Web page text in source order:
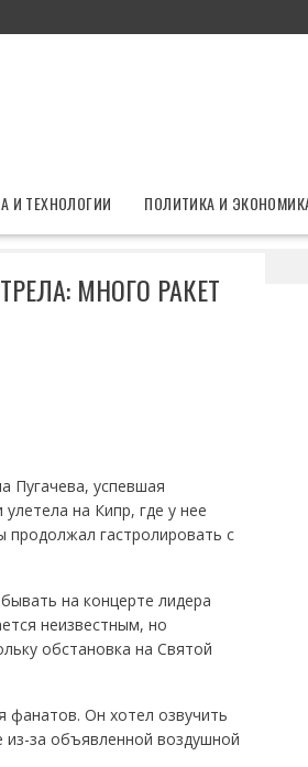
И ТЕХНОЛОГИИ ПОЛИТИКА И
МНОГО РАКЕТ
Пугачева, успевшая
на Кипр, где у нее
гастролировать с
на концерте лидера
неизвестным, но
обстановка на Святой
фанатов. Он хотел озвучить
из-за объявленной воздушной